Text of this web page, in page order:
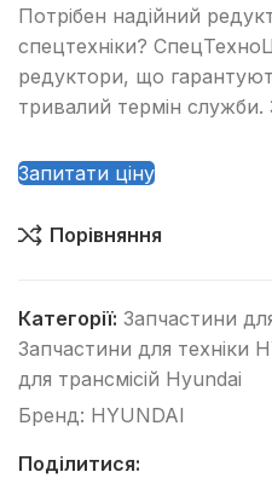
Потрібен надійний
спецтехніки?
редуктори, що
тривалий термін служби.
Запитати ціну
Порівняння
Категорії: Запчастини
Запчастини для техніки
для трансмісій Hyundai
Бренд: HYUNDAI
Поділитися: